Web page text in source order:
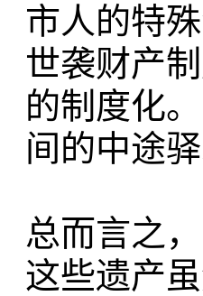
市人的特
世袭财产
的制度化
间的中途
总而言之
这些遗产